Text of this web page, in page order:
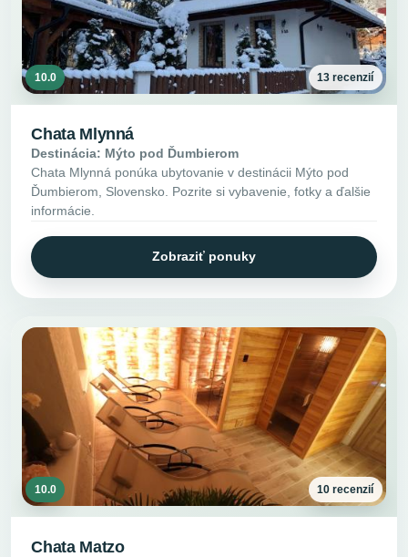
10.0 13 recenzií
Chata Mlynná
Destinácia: Mýto pod Ďumbierom
Chata Mlynná ponúka ubytovanie v destinácii Mýto pod
Ďumbierom, Slovensko. Pozrite si vybavenie, fotky a ďalšie
informácie.
Zobraziť ponuky
10.0 10 recenzií
Chata Matzo